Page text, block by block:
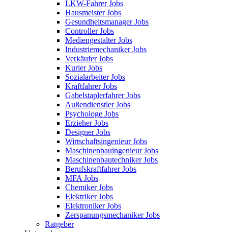
LKW-Fahrer Jobs
Hausmeister Jobs
Gesundheitsmanager Jobs
Controller Jobs
Mediengestalter Jobs
Industriemechaniker Jobs
Verkäufer Jobs
Kurier Jobs
Sozialarbeiter Jobs
Kraftfahrer Jobs
Gabelstaplerfahrer Jobs
Außendienstler Jobs
Psychologe Jobs
Erzieher Jobs
Designer Jobs
Wirtschaftsingenieur Jobs
Maschinenbauingenieur Jobs
Maschinenbautechniker Jobs
Berufskraftfahrer Jobs
MFA Jobs
Chemiker Jobs
Elektriker Jobs
Elektroniker Jobs
Zerspanungsmechaniker Jobs
Ratgeber